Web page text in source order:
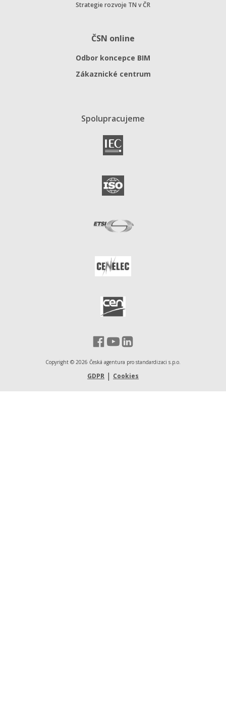
Strategie rozvoje TN v ČR
ČSN online
Odbor koncepce BIM
Zákaznické centrum
Spolupracujeme
Facebook - Česká agentura pro
YouTube - Česká agentura
LinkedIn - Česká
Copyright © 2026 Česká agentura pro standardizaci s.p.o.
GDPR | Cookies